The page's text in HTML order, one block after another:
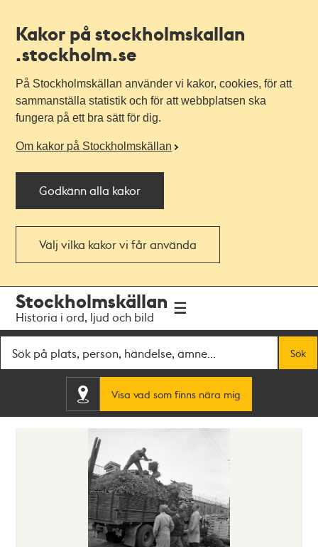
Kakor på stockholmskallan
.stockholm.se
På Stockholmskällan använder vi kakor, cookies, för att
sammanställa statistik och för att webbplatsen ska
fungera på ett bra sätt för dig.
Om kakor på Stockholmskällan
Godkänn alla kakor
Välj vilka kakor vi får använda
navigationen
huvudinnehållet
Stockholmskällan
Historia i ord, ljud och bild
Sök
Visa vad som finns nära mig